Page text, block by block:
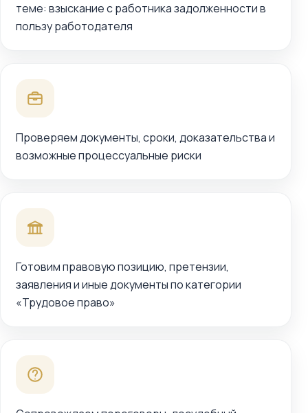
теме: взыскание с работника задолженности в
пользу работодателя
Проверяем документы, сроки, доказательства и
возможные процессуальные риски
Готовим правовую позицию, претензии,
заявления и иные документы по категории
«Трудовое право»